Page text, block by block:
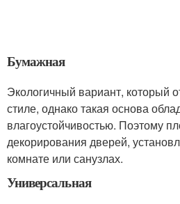
Бумажная
Экологичный вариант, который
стиле, однако такая основа
влагоустойчивостью. Поэтому
декорирования дверей,
комнате или санузлах.
Универсальная